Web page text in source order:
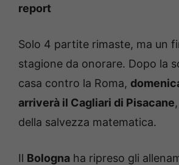
report
Solo 4 partite rimaste, ma un
stagione da onorare. Dopo la
casa contro la Roma,
arriverà il Cagliari di Pisacane
della salvezza matematica.
Il Bologna ha ripreso gli